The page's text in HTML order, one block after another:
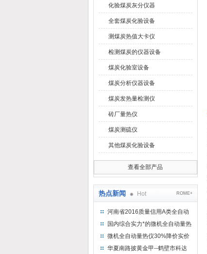
化验煤炭灰分仪器
全套煤炭化验设备
测煤炭热值大卡仪
检测煤炭的仪器设备
煤炭化验室设备
煤炭分析仪器设备
煤炭发热量检测仪
砖厂量热仪
煤炭测硫仪
其他煤炭化验设备
查看全部产品
热点新闻 Hot ROME+
河南省2016质量信用A类全自动
量热仪
国内综合实力*的微机全自动量热
仪制造企业
微机全自动量热仪30%降价实价
出售
华夏南路披黄金甲--鹤壁市科达